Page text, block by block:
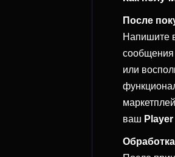
После
Напишите
сообщения
или
ваш Player
Обработка